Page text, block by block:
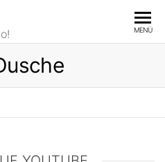
MENÜ